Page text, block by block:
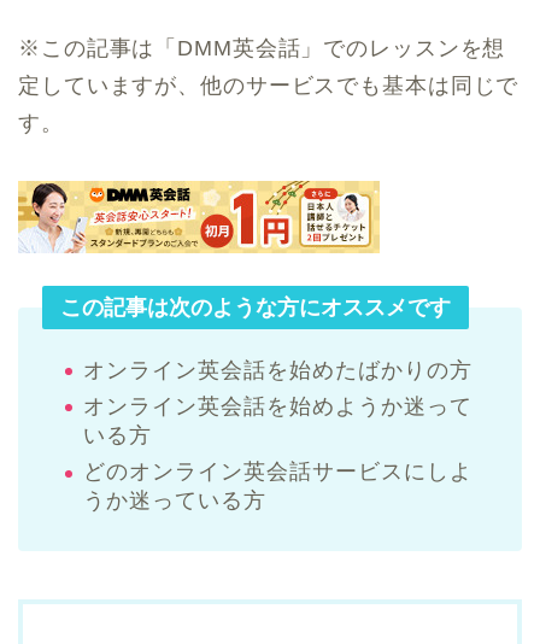
※この記事は「DMM英会話」でのレッスンを想
定していますが、他のサービスでも基本は同じで
す。
この記事は次のような方にオススメです
オンライン英会話を始めたばかりの方
オンライン英会話を始めようか迷って
いる方
どのオンライン英会話サービスにしよ
うか迷っている方